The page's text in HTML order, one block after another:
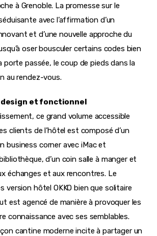
à Grenoble. La promesse sur le
avec l’affirmation d’un
et d’une nouvelle approche du
oser bousculer certains codes bien
porte passée, le coup de pieds dans la
au rendez-vous.
design et fonctionnel
ce grand volume accessible
clients de l’hôtel est composé d’un
business corner avec iMac et
d’un coin salle à manger et
échanges et aux rencontres. Le
version hôtel OKKO bien que solitaire
est agencé de manière à provoquer les
connaissance avec ses semblables.
cantine moderne incite à partager un